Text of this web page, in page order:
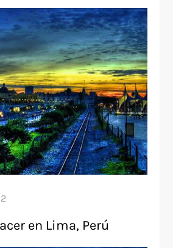
en Lima, Perú